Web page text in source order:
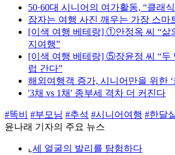
50·60대 시니어의 여가활동, “클래
잠자는 여행 사진 깨우는 가장 스마
[이색 여행 베테랑] ①안정옥 씨 “삶
지여행”
[이색 여행 베테랑] ⑤장윤정 씨 “두
럽 간다”
해외여행객 증가, 시니어만을 위한
'3채 vs 1채' 종부세 격차 더 커진다
#똑비 #부모님 #추석 #시니어여행 #한달
윤나래 기자의 주요 뉴스
⌞ 세 얼굴의 발리를 탐험하다